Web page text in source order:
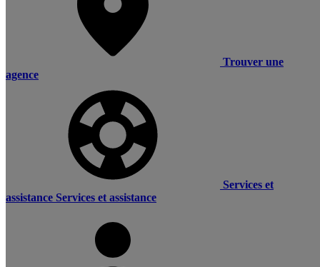
Trouver une
agence
Services et
assistance Services et assistance